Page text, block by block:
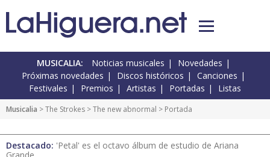
MUSICALIA: Noticias musicales
Novedades
Próximas novedades
Discos históricos
Canciones
Festivales
Premios Artistas Portadas Listas
Musicalia >The Strokes >The new abnormal > Portada
Destacado: 'Petal' es el octavo álbum de estudio de Ariana